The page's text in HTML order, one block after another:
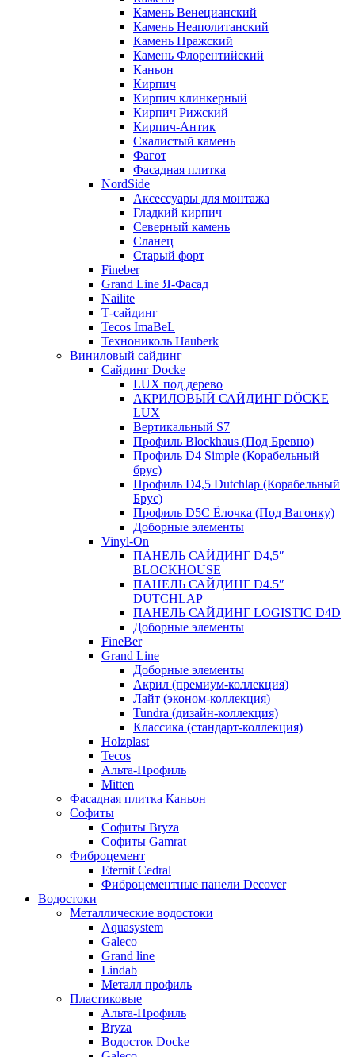
Камень Венецианский
Камень Неаполитанский
Камень Пражский
Камень Флорентийский
Каньон
Кирпич
Кирпич клинкерный
Кирпич Рижский
Кирпич-Антик
Скалистый камень
Фагот
Фасадная плитка
NordSide
Аксессуары для монтажа
Гладкий кирпич
Северный камень
Сланец
Старый форт
Fineber
Grand Line Я-Фасад
Nailite
Т-сайдинг
Tecos ImaBeL
Технониколь Hauberk
Виниловый сайдинг
Сайдинг Docke
LUX под дерево
АКРИЛОВЫЙ САЙДИНГ DÖCKE
LUX
Вертикальный S7
Профиль Blockhaus (Под Бревно)
Профиль D4 Simple (Корабельный
брус)
Профиль D4,5 Dutchlap (Корабельный
Брус)
Профиль D5C Ёлочка (Под Вагонку)
Доборные элементы
Vinyl-On
ПАНЕЛЬ САЙДИНГ D4,5″
BLOCKHOUSE
ПАНЕЛЬ САЙДИНГ D4.5″
DUTCHLAP
ПАНЕЛЬ САЙДИНГ LOGISTIC D4D
Доборные элементы
FineBer
Grand Line
Доборные элементы
Акрил (премиум-коллекция)
Лайт (эконом-коллекция)
Tundra (дизайн-коллекция)
Классика (стандарт-коллекция)
Holzplast
Tecos
Альта-Профиль
Mitten
Фасадная плитка Каньон
Софиты
Софиты Bryza
Софиты Gamrat
Фиброцемент
Eternit Cedral
Фиброцементные панели Decover
Водостоки
Металлические водостоки
Aquasystem
Galeco
Grand line
Lindab
Металл профиль
Пластиковые
Альта-Профиль
Bryza
Водосток Docke